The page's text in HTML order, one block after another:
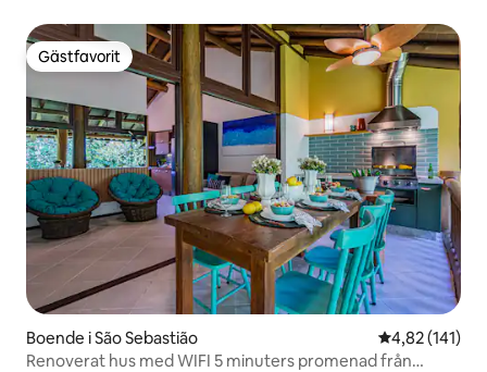
Gästfavorit
Gästfavorit
Boende i São Sebastião 4,82 av 5 i
4,82 (141)
Renoverat hus med WIFI 5 minuters promenad från